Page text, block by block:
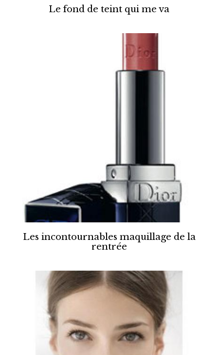
Le fond de teint qui me va
Les incontournables maquillage de la
rentrée